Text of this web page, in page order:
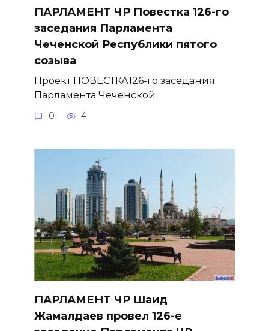
ПАРЛАМЕНТ ЧР Повестка 126-го
заседания Парламента
Чеченской Республики пятого
созыва
Проект ПОВЕСТКА126-го заседания
Парламента Чеченской
0 4
ПАРЛАМЕНТ ЧР Шаид
Жамалдаев провел 126-е